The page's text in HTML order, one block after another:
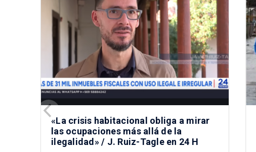
«La crisis habitacional obliga a mirar
las ocupaciones más allá de la
ilegalidad» / J. Ruiz-Tagle en 24 H